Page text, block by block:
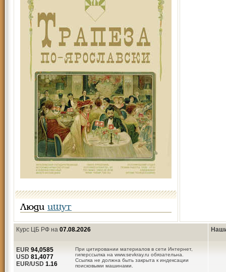
Люди ищут
Курс ЦБ РФ на 07.08.2026
При цитировании материалов в сети Интернет,
гиперссылка на www.sevkray.ru обязательна.
Ссылка не должна быть закрыта к индексации
поисковыми машинами.
EUR 94,0585
USD 81,4077
EUR/USD 1.16